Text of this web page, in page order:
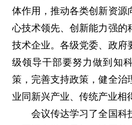
体作用，推动各类创新资源
心技术领先、创新能力强的
技术企业。各级党委、政府
级领导干部要努力做到知
策，完善支持政策，健全治
业同新兴产业、传统产业相
会议传达学习了全国科